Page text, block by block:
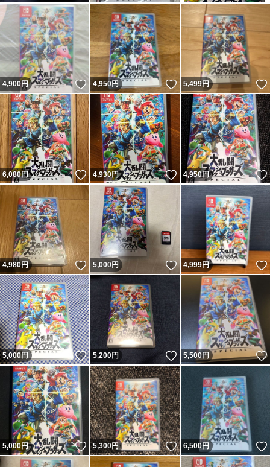
4,900円 いいね！
4,950円 いいね！
5,499円
6,080円 いいね！
4,930円 いいね！
4,950円
4,980円 いいね！
5,000円 いいね！
4,999円
5,000円 いいね！
5,200円 いいね！
5,500円
5,000円 いいね！
5,300円 いいね！
6,500円